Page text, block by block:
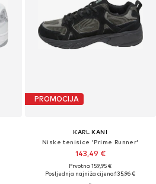
PROMOCIJA
KARL KANI
Niske tenisice 'Prime Runner'
143,49 €
Prvotno: 159,95 €
Posljednja najniža cijena:135,96 €